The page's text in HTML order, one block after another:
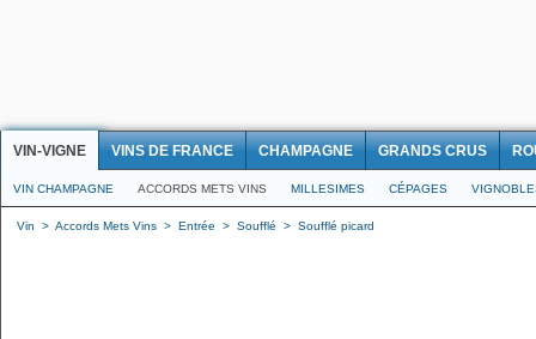
VIN-VIGNE VINS DE FRANCE CHAMPAGNE GRANDS CRUS
VIN CHAMPAGNE ACCORDS METS VINS MILLESIMES CÉPAGES
Vin > Accords Mets Vins > Entrée > Soufflé > Soufflé picard